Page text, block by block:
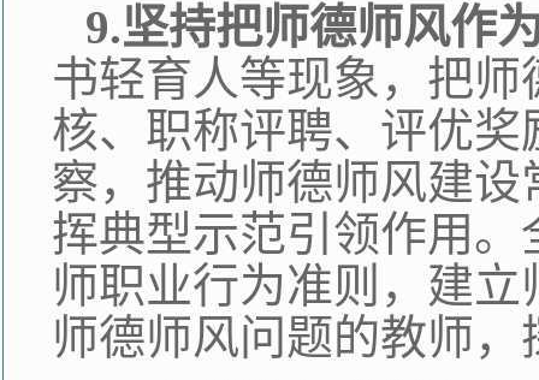
9.坚持把师德师风作
书轻育人等现象，把
核、职称评聘、评优
察，推动师德师风建
挥典型示范引领作用
师职业行为准则，建
师德师风问题的教师